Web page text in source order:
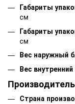
Габариты
см
Габариты
см
Вес наружный
Вес
Страна